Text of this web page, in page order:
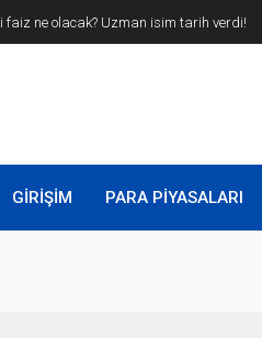
yarı yarıya inmeli
GİRİŞİM PARA PİYASALARI